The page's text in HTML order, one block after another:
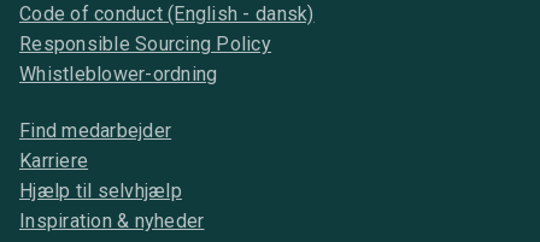
Code of conduct (English - dansk)
Responsible Sourcing Policy
Whistleblower-ordning
Find medarbejder
Karriere
Hjælp til selvhjælp
Inspiration & nyheder